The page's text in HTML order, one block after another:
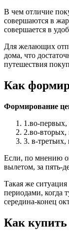
В чем отличие
совершаются в
совершается в
Для желающих
дома, что
путешествия
Как
Формирование
1.во-первых,
2.во-вторых,
3. в-третьих,
Если, по мнению
вылетом, за пять-
Такая же
периодами, когда
середина-конец
Как